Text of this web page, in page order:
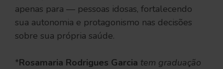
apenas para — pessoas idosas, fortalecendo
sua autonomia e protagonismo nas decisões
sobre sua própria saúde.
*Rosamaria Rodrigues Garcia tem graduação